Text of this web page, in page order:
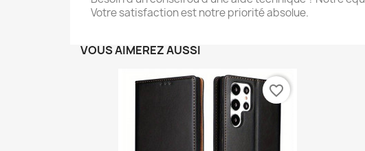
Votre satisfaction est notre priorité absolue.
VOUS AIMEREZ AUSSI
favorite_border